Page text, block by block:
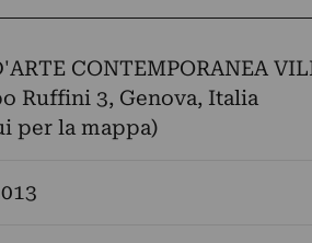
CONTEMPORANEA
Ruffini 3, Genova, Italia
per la mappa)